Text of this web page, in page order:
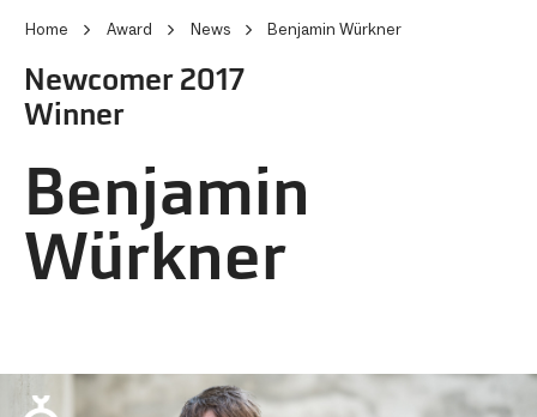
Home Award News Benjamin Würkner
Newcomer 2017
Winner
Benjamin
Würkner